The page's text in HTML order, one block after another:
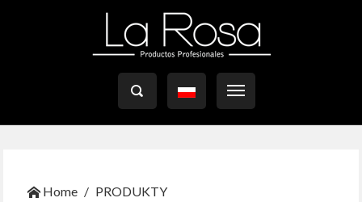

Home
PRODUKTY